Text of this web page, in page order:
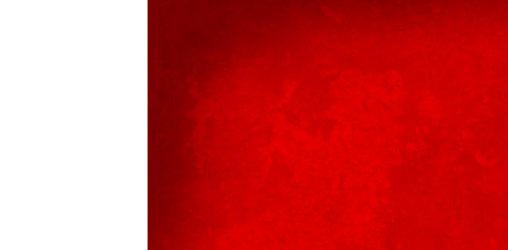
En Seine-et-Marne, le
Addendum sur les
La vaste blague du